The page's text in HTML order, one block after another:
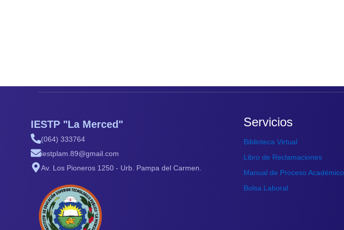
IESTP "La Merced"
(064) 333764
iestplam.89@gmail.com
Av. Los Pioneros 1250 - Urb. Pampa del Carmen.
Servicios
Biblioteca Virtual
Libro de Reclamaciones
Manual de Proceso Académico
Bolsa Laboral